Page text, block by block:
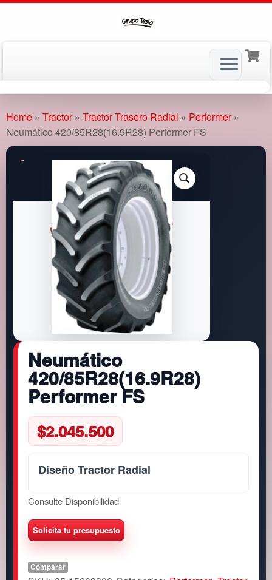
to
content
Home » Tractor » Tractor Trasero Radial » Performer »
Neumático 420/85R28(16.9R28) Performer FS
Neumático
420/85R28(16.9R28)
Performer FS
$2.045.500
Diseño Tractor Radial
Consulte Disponibilidad
Comparar